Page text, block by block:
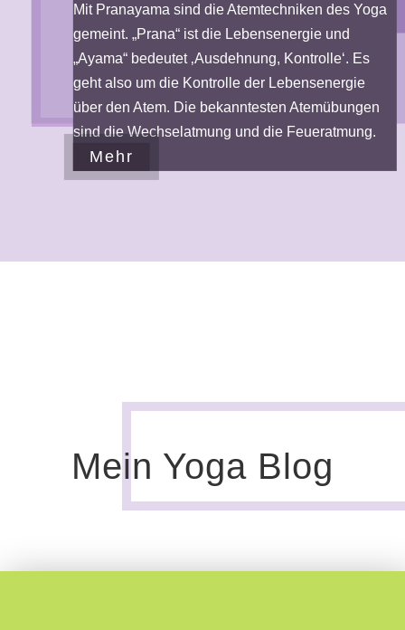
Mit Pranayama sind die Atemtechniken des Yoga
gemeint. „Prana“ ist die Lebensenergie und
„Ayama“ bedeutet ‚Ausdehnung, Kontrolle‘. Es
geht also um die Kontrolle der Lebensenergie
über den Atem. Die bekanntesten Atemübungen
sind die Wechselatmung und die Feueratmung.
Mehr
Mein Yoga Blog